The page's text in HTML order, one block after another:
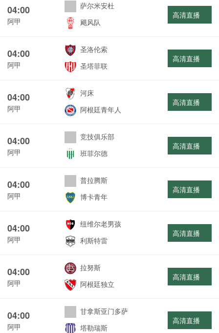
04:00
阿甲
萨尔米安杜
飓风队
高清直播
04:00
阿甲
圣洛伦索
圣塔菲联
高清直播
04:00
阿甲
河床
阿根廷青年人
高清直播
04:00
阿甲
竞技俱乐部
班菲尔德
高清直播
04:00
阿甲
普拉腾斯
博卡青年
高清直播
04:00
阿甲
纽维尔老男孩
利斯特雷
高清直播
04:00
阿甲
拉努斯
阿根廷独立
高清直播
04:00
阿甲
甘拿斯亚门多萨
塔勒瑞斯
高清直播